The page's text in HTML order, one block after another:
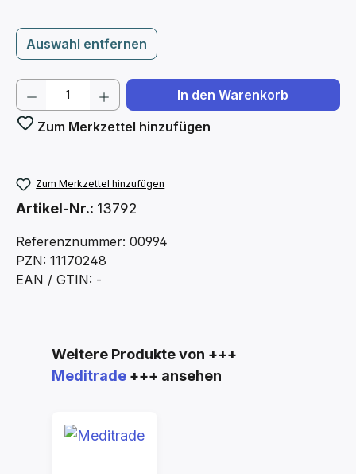
Auswahl entfernen
Produkt Anzahl: Gib den gewünschten
In den Warenkorb
Zum Merkzettel hinzufügen
Zum Merkzettel hinzufügen
Artikel-Nr.: 13792
Referenznummer: 00994
PZN: 11170248
EAN / GTIN: -
Produktgalerie überspringen
Weitere Produkte von +++
Meditrade +++ ansehen